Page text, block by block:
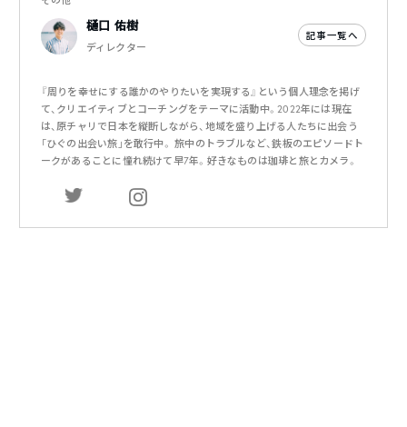
樋口 佑樹
ディレクター
記事一覧へ
『周りを幸せにする誰かのやりたいを実現する』という個人理念を掲げ
て、クリエイティブとコーチングをテーマに活動中。2022年には現在
は、原チャリで日本を縦断しながら、地域を盛り上げる人たちに出会う
「ひぐの出会い旅」を敢行中。 旅中のトラブルなど、鉄板のエピソードト
ークがあることに憧れ続けて早7年。好きなものは珈琲と旅とカメラ。